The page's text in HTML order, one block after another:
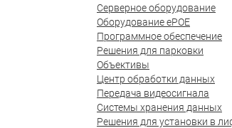
Серверное оборудование
Оборудование ePOE
Программное обеспечение
Решения для парковки
Объективы
Центр обработки данных
Передача видеосигнала
Системы хранения данных
Решения для установки в